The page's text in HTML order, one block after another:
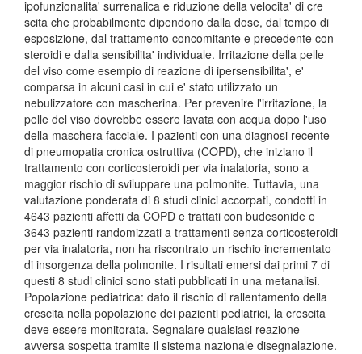
ipofunzionalita' surrenalica e riduzione della velocita' di cre
scita che probabilmente dipendono dalla dose, dal tempo di
esposizione, dal trattamento concomitante e precedente con
steroidi e dalla sensibilita' individuale. Irritazione della pelle
del viso come esempio di reazione di ipersensibilita', e'
comparsa in alcuni casi in cui e' stato utilizzato un
nebulizzatore con mascherina. Per prevenire l'irritazione, la
pelle del viso dovrebbe essere lavata con acqua dopo l'uso
della maschera facciale. I pazienti con una diagnosi recente
di pneumopatia cronica ostruttiva (COPD), che iniziano il
trattamento con corticosteroidi per via inalatoria, sono a
maggior rischio di sviluppare una polmonite. Tuttavia, una
valutazione ponderata di 8 studi clinici accorpati, condotti in
4643 pazienti affetti da COPD e trattati con budesonide e
3643 pazienti randomizzati a trattamenti senza corticosteroidi
per via inalatoria, non ha riscontrato un rischio incrementato
di insorgenza della polmonite. I risultati emersi dai primi 7 di
questi 8 studi clinici sono stati pubblicati in una metanalisi.
Popolazione pediatrica: dato il rischio di rallentamento della
crescita nella popolazione dei pazienti pediatrici, la crescita
deve essere monitorata. Segnalare qualsiasi reazione
avversa sospetta tramite il sistema nazionale disegnalazione.